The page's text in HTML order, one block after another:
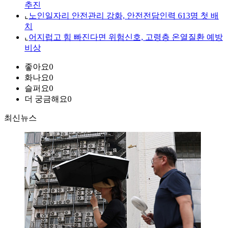
추진
⌞ 노인일자리 안전관리 강화, 안전전담인력 613명 첫 배
치
⌞ 어지럽고 힘 빠진다면 위험신호, 고령층 온열질환 예방
비상
좋아요0
화나요0
슬퍼요0
더 궁금해요0
최신뉴스